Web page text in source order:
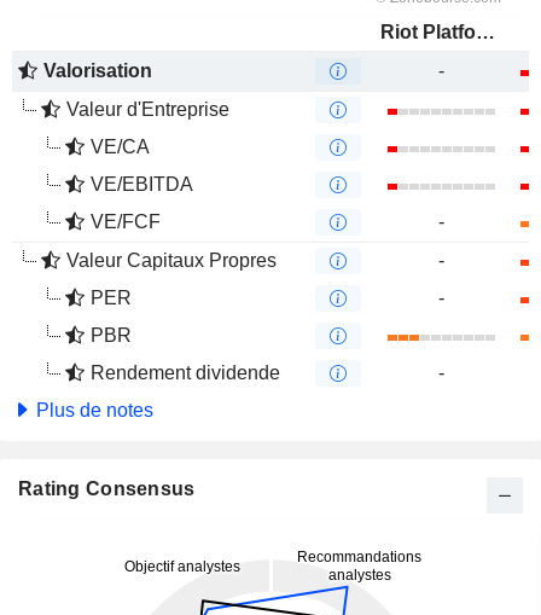
Riot Platforms, Inc.
Valorisation
-
Valeur d'Entreprise
VE/CA
VE/EBITDA
VE/FCF
-
Valeur Capitaux Propres
-
PER
-
PBR
Rendement dividende
-
Plus de notes
Rating Consensus